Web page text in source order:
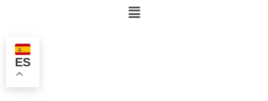
ES